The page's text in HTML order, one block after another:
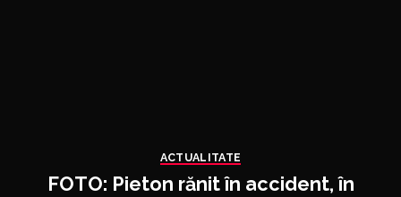
ACTUALITATE
FOTO: Pieton rănit în accident, în